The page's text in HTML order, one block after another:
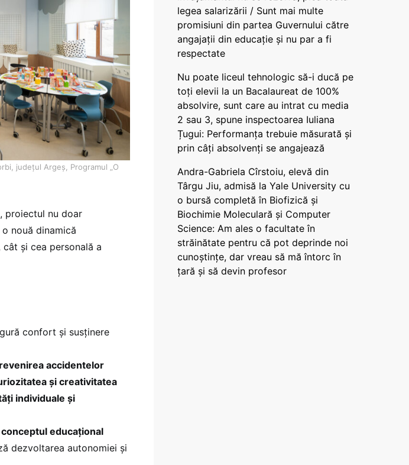
județul Argeș, Programul „O
proiectul nu doar
nouă dinamică
și cea personală a
confort și susținere
accidentelor
și creativitatea
individuale și
educațional
dezvoltarea autonomiei și
legea salarizării / Sunt mai multe
promisiuni din partea Guvernului către
angajații din educație și nu par a fi
respectate
Nu poate liceul tehnologic să-i ducă pe
toți elevii la un Bacalaureat de 100%
absolvire, sunt care au intrat cu media
2 sau 3, spune inspectoarea Iuliana
Țugui: Performanța trebuie măsurată și
prin câți absolvenți se angajează
Andra-Gabriela Cîrstoiu, elevă din
Târgu Jiu, admisă la Yale University cu
o bursă completă în Biofizică și
Biochimie Moleculară și Computer
Science: Am ales o facultate în
străinătate pentru că pot deprinde noi
cunoștințe, dar vreau să mă întorc în
țară și să devin profesor